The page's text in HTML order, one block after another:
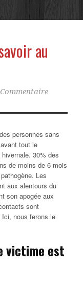
au
Commentaire
personnes sans
tout le
30% des
de moins de 6 mois
Les
aux alentours du
son apogée aux
sont
nous ferons le
victime est